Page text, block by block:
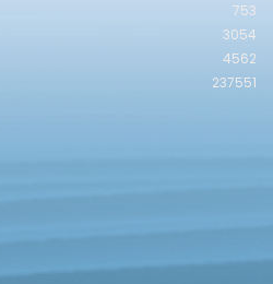
753
3054
4562
237551